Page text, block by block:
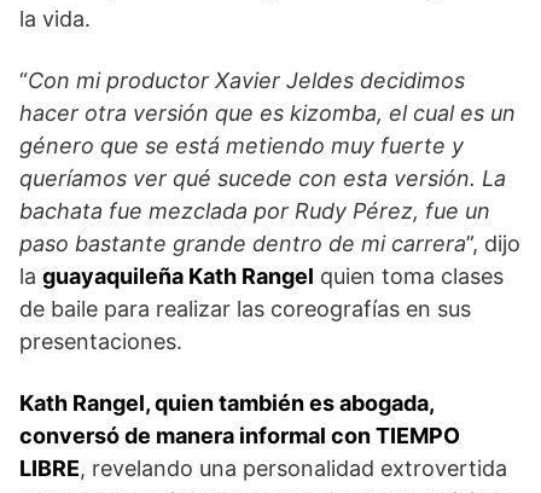
la vida.
“Con mi productor Xavier Jeldes decidimos
hacer otra versión que es kizomba, el cual es un
género que se está metiendo muy fuerte y
queríamos ver qué sucede con esta versión. La
bachata fue mezclada por Rudy Pérez, fue un
paso bastante grande dentro de mi carrera”, dijo
la guayaquileña Kath Rangel quien toma clases
de baile para realizar las coreografías en sus
presentaciones.
Kath Rangel, quien también es abogada,
conversó de manera informal con TIEMPO
LIBRE, revelando una personalidad extrovertida